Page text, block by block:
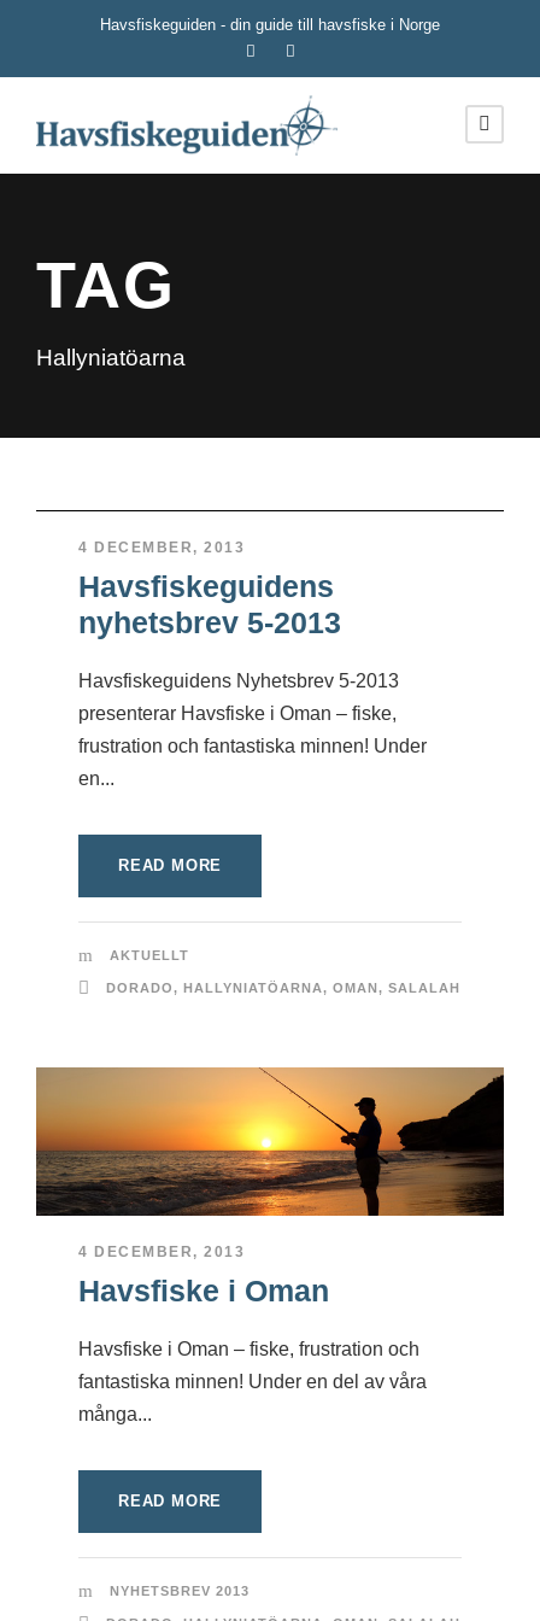
Havsfiskeguiden - din guide till havsfiske i Norge
TAG
Hallyniatöarna
4 DECEMBER, 2013
Havsfiskeguidens
nyhetsbrev 5-2013
Havsfiskeguidens Nyhetsbrev 5-2013
presenterar Havsfiske i Oman – fiske,
frustration och fantastiska minnen! Under
en...
READ MORE
AKTUELLT
DORADO, HALLYNIATÖARNA, OMAN, SALALAH
4 DECEMBER, 2013
Havsfiske i Oman
Havsfiske i Oman – fiske, frustration och
fantastiska minnen! Under en del av våra
många...
READ MORE
NYHETSBREV 2013